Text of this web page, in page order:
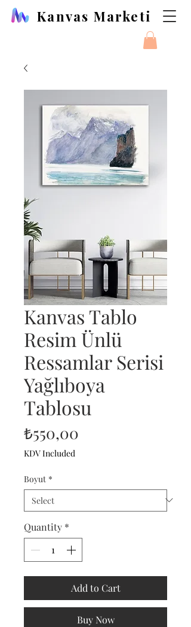
Kanvas Marketi
Kanvas Tablo
Resim Ünlü
Ressamlar Serisi
Yağlıboya
Tablosu
₺550,00
KDV Included
Boyut *
Quantity *
Add to Cart
Buy Now